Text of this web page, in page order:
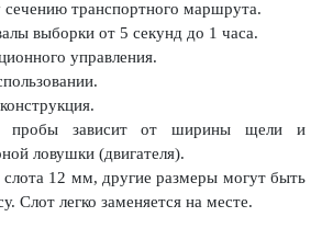
транспортного маршрута.
выборки от 5 секунд до 1 часа.
управления.
пробы зависит от ширины щели и
ловушки (двигателя).
12 мм, другие размеры могут быть
Слот легко заменяется на месте.